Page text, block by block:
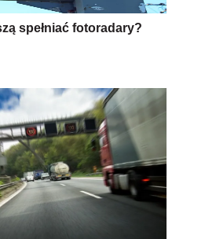
spełniać fotoradary?